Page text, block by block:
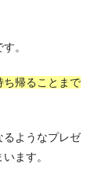
。
ち帰ることまで
るようなプレゼ
ます。